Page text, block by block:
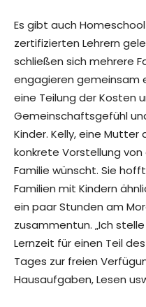
Es gibt auch
zertifizierten Lehrern
schließen sich mehrere
engagieren gemeinsam
eine Teilung der Kosten
Gemeinschaftsgefühl
Kinder. Kelly, eine Mutter
konkrete Vorstellung
Familie wünscht. Sie
Familien mit Kindern
ein paar Stunden am
zusammentun. „Ich
Lernzeit für einen Teil
Tages zur freien
Hausaufgaben, Lesen